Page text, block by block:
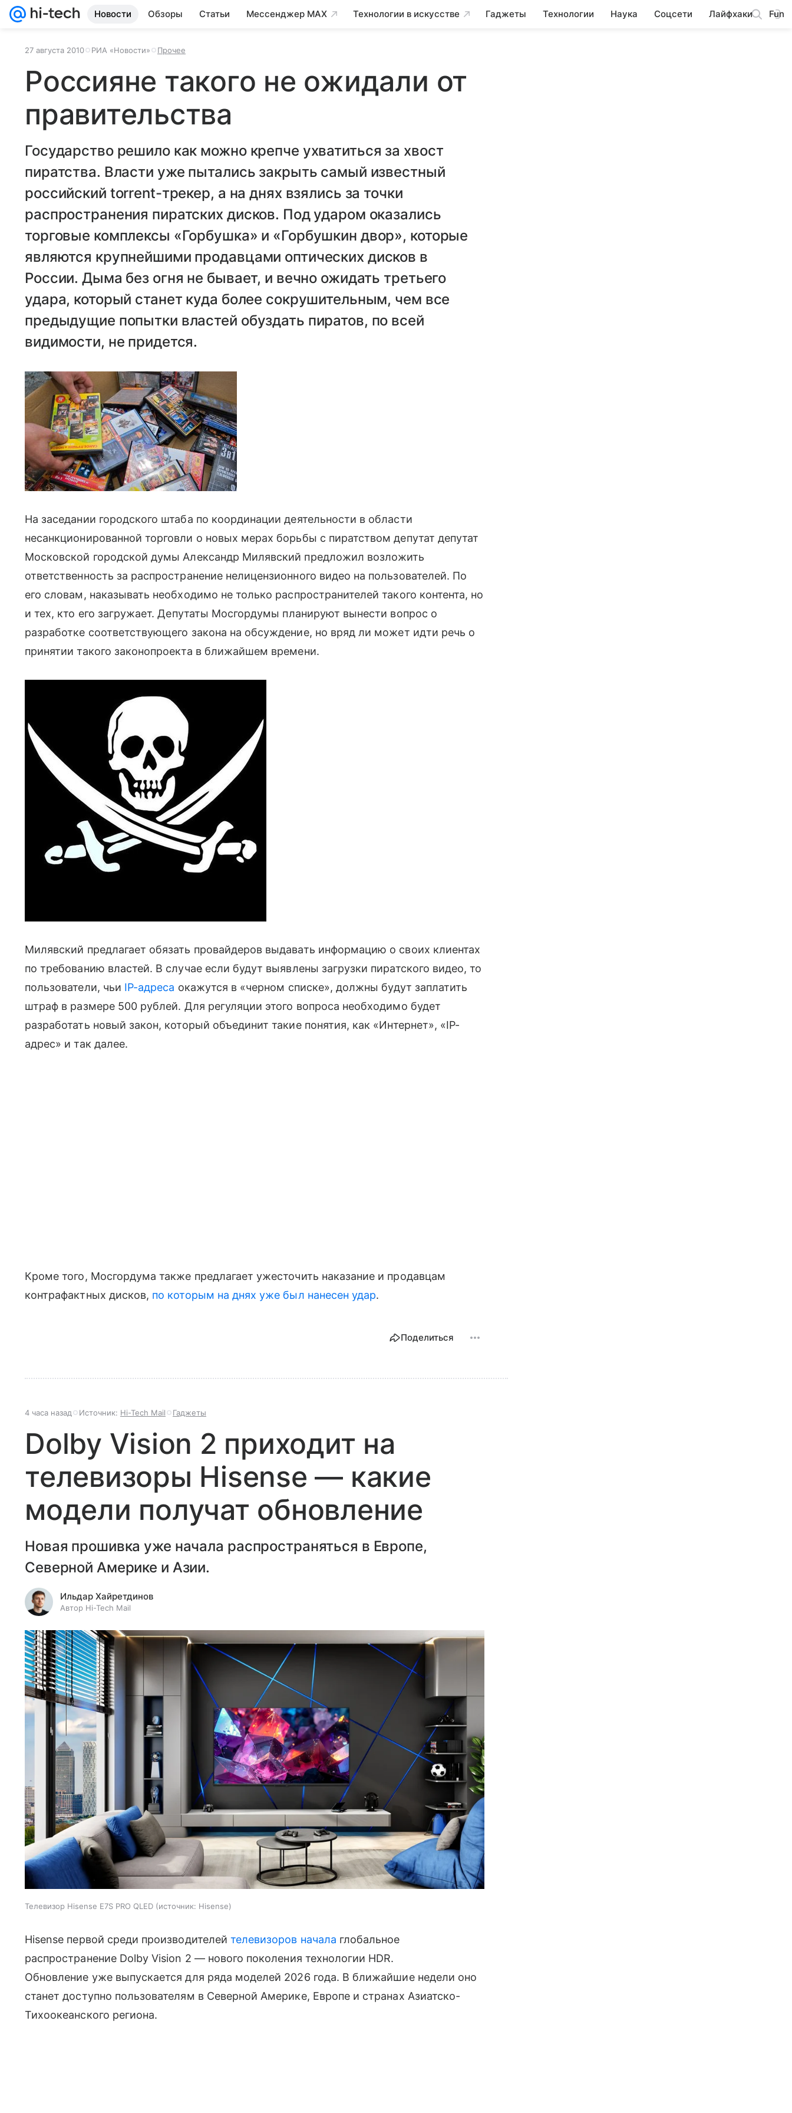
Новости Обзоры Статьи Мессенджер MAX Технологии в искусстве Гаджеты Технологии Наука Соцсети Лайфхаки Fun
27 августа 2010 РИА «Новости» Прочее
Россияне такого не ожидали от
правительства
Государство решило как можно крепче ухватиться за хвост
пиратства. Власти уже пытались закрыть самый известный
российский torrent-трекер, а на днях взялись за точки
распространения пиратских дисков. Под ударом оказались
торговые комплексы «Горбушка» и «Горбушкин двор», которые
являются крупнейшими продавцами оптических дисков в
России. Дыма без огня не бывает, и вечно ожидать третьего
удара, который станет куда более сокрушительным, чем все
предыдущие попытки властей обуздать пиратов, по всей
видимости, не придется.
На заседании городского штаба по координации деятельности в области
несанкционированной торговли о новых мерах борьбы с пиратством депутат депутат
Московской городской думы Александр Милявский предложил возложить
ответственность за распространение нелицензионного видео на пользователей. По
его словам, наказывать необходимо не только распространителей такого контента, но
и тех, кто его загружает. Депутаты Мосгордумы планируют вынести вопрос о
разработке соответствующего закона на обсуждение, но вряд ли может идти речь о
принятии такого законопроекта в ближайшем времени.
Милявский предлагает обязать провайдеров выдавать информацию о своих клиентах
по требованию властей. В случае если будут выявлены загрузки пиратского видео, то
пользователи, чьи IP-адреса окажутся в «черном списке», должны будут заплатить
штраф в размере 500 рублей. Для регуляции этого вопроса необходимо будет
разработать новый закон, который объединит такие понятия, как «Интернет», «IP-
адрес» и так далее.
Кроме того, Мосгордума также предлагает ужесточить наказание и продавцам
контрафактных дисков, по которым на днях уже был нанесен удар.
Поделиться
4 часа назад Источник: Hi-Tech Mail Гаджеты
Dolby Vision 2 приходит на
телевизоры Hisense — какие
модели получат обновление
Новая прошивка уже начала распространяться в Европе,
Северной Америке и Азии.
Ильдар Хайретдинов
Автор Hi-Tech Mail
Телевизор Hisense E7S PRO QLED источник: Hisense
Hisense первой среди производителей телевизоров начала глобальное
распространение Dolby Vision 2 — нового поколения технологии HDR.
Обновление уже выпускается для ряда моделей 2026 года. В ближайшие недели оно
станет доступно пользователям в Северной Америке, Европе и странах Азиатско-
Тихоокеанского региона.